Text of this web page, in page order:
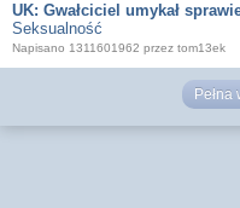
UK: Gwałciciel umykał
Seksualność
Napisano 1311601962 przez tom13ek
Pełna